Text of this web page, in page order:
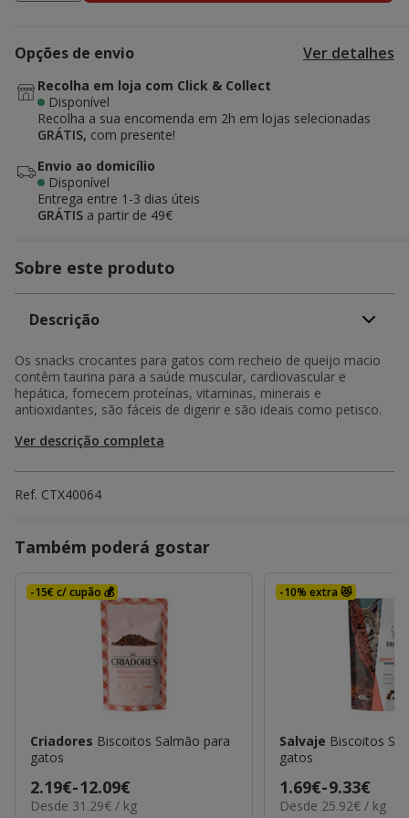
Opções de envio Ver detalhes
Recolha em loja com Click & Collect
Disponível
Recolha a sua encomenda em 2h em lojas selecionadas
GRÁTIS, com presente!
Envio ao domicílio
Disponível
Entrega entre 1-3 dias úteis
GRÁTIS a partir de 49€
Sobre este produto
Descrição
Os snacks crocantes para gatos com recheio de queijo macio
contêm taurina para a saúde muscular, cardiovascular e
hepática, fornecem proteínas, vitaminas, minerais e
antioxidantes, são fáceis de digerir e são ideais como petisco.
Ver descrição completa
Ref. CTX40064
Também poderá gostar
-15€ c/ cupão 💰
Criadores Biscoitos Salmão para
gatos
Preço
de
2.19€-12.09€
31.29€
Desde 31.29€ / kg
-10% extra 😻
Salvaje Biscoitos
gatos
Preço
de
1.69€-9.33€
25.92€
Desde 25.92€ / kg